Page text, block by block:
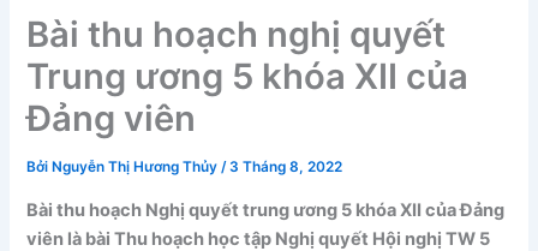
Bài thu hoạch nghị quyết
Trung ương 5 khóa XII của
Đảng viên
Bởi Nguyễn Thị Hương Thủy/3 Tháng 8, 2022
Bài thu hoạch Nghị quyết trung ương 5 khóa XII của Đảng
viên là bài Thu hoạch học tập Nghị quyết Hội nghị TW 5